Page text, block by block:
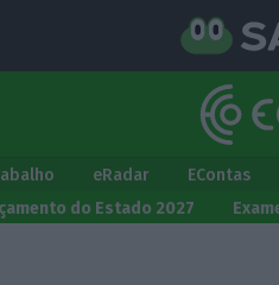
eRadar EContas
do Estado 2027